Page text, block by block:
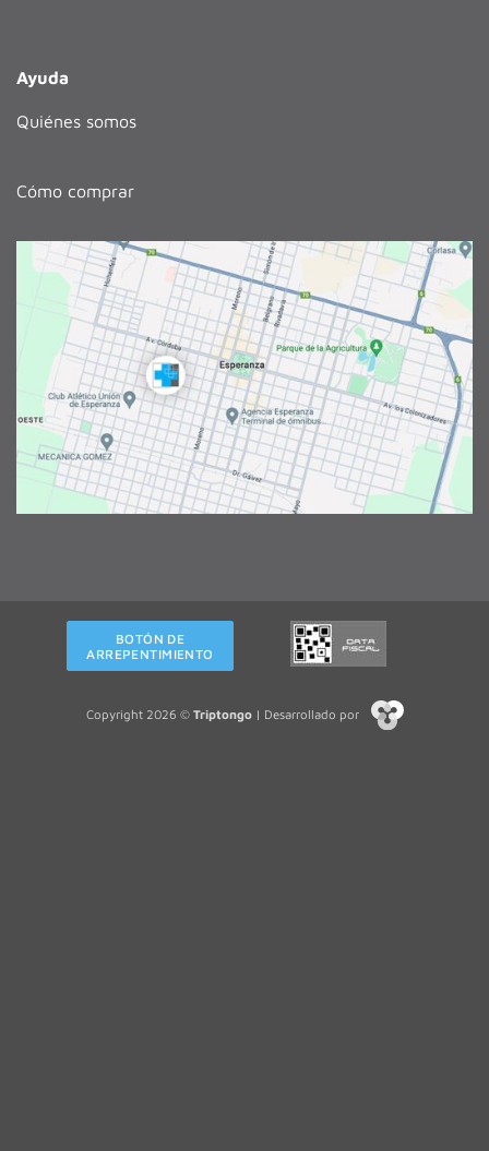
Ayuda
Quiénes somos
Cómo comprar
BOTÓN DE
ARREPENTIMIENTO
Copyright 2026 © Triptongo| Desarrollado por